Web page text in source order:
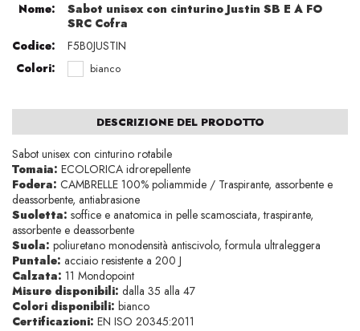
Nome:
Sabot unisex con cinturino Justin SB E A FO
SRC Cofra
Codice:
F5B0JUSTIN
Colori:
bianco
DESCRIZIONE DEL PRODOTTO
Sabot unisex con cinturino rotabile
Tomaia: ECOLORICA idrorepellente
Fodera: CAMBRELLE 100% poliammide / Traspirante, assorbente e
deassorbente, antiabrasione
Suoletta: soffice e anatomica in pelle scamosciata, traspirante,
assorbente e deassorbente
Suola: poliuretano monodensità antiscivolo, formula ultraleggera
Puntale: acciaio resistente a 200 J
Calzata: 11 Mondopoint
Misure disponibili: dalla 35 alla 47
Colori disponibili: bianco
Certificazioni: EN ISO 20345:2011